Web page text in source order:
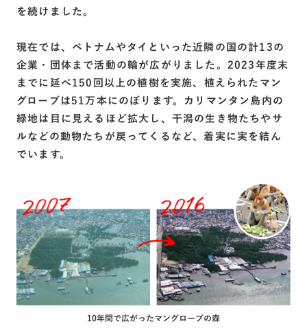
を続けました。
現在では、ベトナムやタイといった近隣の国の計13の
企業・団体まで活動の輪が広がりました。2023年度末
までに延べ150回以上の植樹を実施、植えられたマン
グローブは51万本にのぼります。カリマンタン島内の
緑地は目に見えるほど拡大し、干潟の生き物たちやサ
ルなどの動物たちが戻ってくるなど、着実に実を結ん
でいます。
10年間で広がったマングローブの森